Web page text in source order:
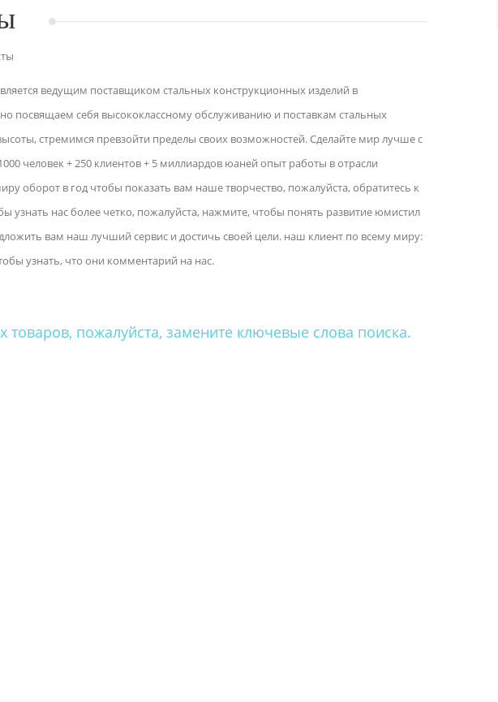
ведущим поставщиком стальных конструкционных изделий в
посвящаем себя высококлассному обслуживанию и поставкам стальных
стремимся превзойти пределы своих возможностей. Сделайте мир лучше с
человек + 250 клиентов + 5 миллиардов юаней опыт работы в отрасли
оборот в год чтобы показать вам наше творчество, пожалуйста, обратитесь к
узнать нас более четко, пожалуйста, нажмите, чтобы понять развитие юмистил
вам наш лучший сервис и достичь своей цели. наш клиент по всему миру:
узнать, что они комментарий на нас.
товаров, пожалуйста, замените ключевые слова поиска.